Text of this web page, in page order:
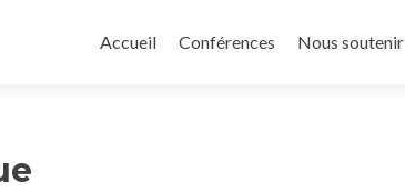
au
Accueil Conférences Nous soutenir